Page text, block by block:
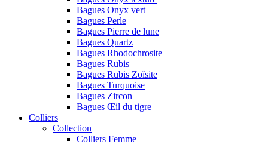
Bagues Onyx vert
Bagues Perle
Bagues Pierre de lune
Bagues Quartz
Bagues Rhodochrosite
Bagues Rubis
Bagues Rubis Zoïsite
Bagues Turquoise
Bagues Zircon
Bagues Œil du tigre
Colliers
Collection
Colliers Femme